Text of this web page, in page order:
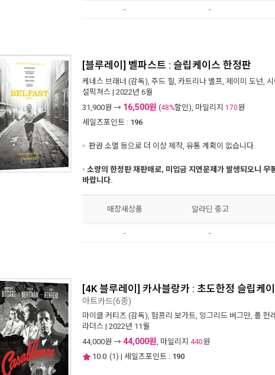
- -
[블루레이] 벨파스트 : 슬립케이스 한정판
케네스 브래너 (감독), 주드 힐, 카트리나 밸프, 제이미 도넌,
설픽쳐스 | 2022년 6월
31,900원 → 16,500원 (48%할인), 마일리지 170원
세일즈포인트 : 196
판권 소멸 등으로 더 이상 제작, 유통 계획이 없습니다.
소량의 한정판 재판매로, 미입금 지연문제가 발생되오니 무
바랍니다.
매장새상품 알라딘 중고
- -
[4K 블루레이] 카사블랑카 : 초도한정 슬립케
아트카드(6종)
마이클 커티즈 (감독), 험프리 보가트, 잉그리드 버그만, 폴 헌
라더스 | 2022년 11월
44,000원 → 44,000원, 마일리지 440원
10.0 (1) | 세일즈포인트 : 190